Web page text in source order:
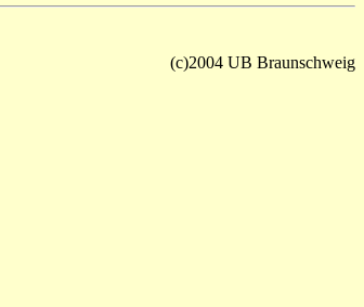
(c)2004 UB Braunschweig